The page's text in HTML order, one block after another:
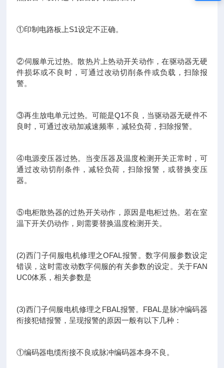
①印制电路板上S1设定不正确。
②伺服单元过热。散热片上热动开关动作，在驱动器无硬
件损坏或不良时，可通过改动切削条件或负载，扫除报
警。
③再生放电单元过热。可能是Q1不良，当驱动器无硬件不
良时，可通过改动加减速频率，减轻负荷，扫除报警。
④电源变压器过热。当变压器及温度检测开关正常时，可
通过改动切削条件，减轻负荷，扫除报警，或替换变压
器。
⑤电柜散热器的过热开关动作，原因是电柜过热。若在室
温下开关仍动作，则需要替换温度检测开关。
(2)西门子伺服电机修理之OFAL报警。数字伺服参数设定
错误，这时需改动数字伺服的有关参数的设定。关于FAN
UC0体系，相关参数是
(3)西门子伺服电机修理之FBAL报警。FBAL是脉冲编码器
衔接犯错报警，呈现报警的原因一般有以下几种：
①编码器电缆衔接不良或脉冲编码器本身不良。